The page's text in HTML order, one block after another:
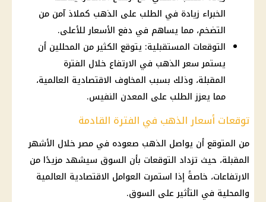
الخبراء زيادة في الطلب على الذهب كملاذ آمن من
التضخم، مما يساهم في دفع الأسعار للأعلى.
التوقعات المستقبلية: يتوقع الكثير من المحللين أن
يستمر سعر الذهب في الارتفاع خلال الفترة
المقبلة، وذلك بسبب المخاوف الاقتصادية العالمية،
مما يعزز الطلب على المعدن النفيس.
توقعات أسعار الذهب في الفترة القادمة
من المتوقع أن يواصل الذهب صعوده في مصر خلال الأشهر
المقبلة، حيث تزداد التوقعات بأن السوق سيشهد مزيدًا من
الارتفاعات، خاصةً إذا استمرت العوامل الاقتصادية العالمية
والمحلية في التأثير على السوق.